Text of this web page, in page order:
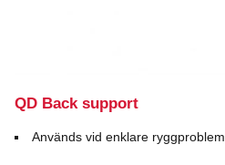
QD Back support
Används vid enklare ryggproblem